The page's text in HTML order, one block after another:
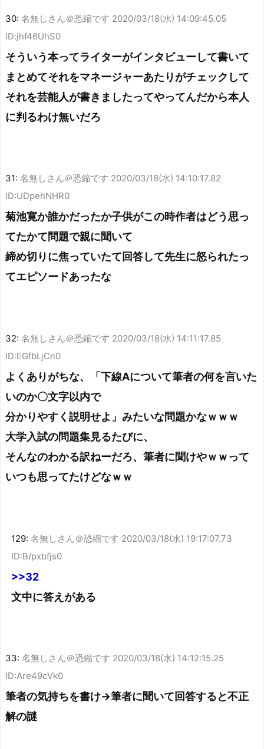
30: 名無しさん＠恐縮です 2020/03/18(水) 14:09:45.05
ID:jhf46UhS0
そういう本ってライターがインタビューして書いて
まとめてそれをマネージャーあたりがチェックして
それを芸能人が書きましたってやってんだから本人
に判るわけ無いだろ
31: 名無しさん＠恐縮です 2020/03/18(水) 14:10:17.82
ID:UDpehNHR0
菊池寛か誰かだったか子供がこの時作者はどう思っ
てたかて問題で親に聞いて
締め切りに焦っていたて回答して先生に怒られたっ
てエピソードあったな
32: 名無しさん＠恐縮です 2020/03/18(水) 14:11:17.85
ID:EGfbLjCn0
よくありがちな、「下線Aについて筆者の何を言いた
いのか〇文字以内で
分かりやすく説明せよ」みたいな問題かなｗｗｗ
大学入試の問題集見るたびに、
そんなのわかる訳ねーだろ、筆者に聞けやｗｗって
いつも思ってたけどなｗｗ
129: 名無しさん＠恐縮です 2020/03/18(水) 19:17:07.73
ID:B/pxbfjs0
>>32
文中に答えがある
33: 名無しさん＠恐縮です 2020/03/18(水) 14:12:15.25
ID:Are49cVk0
筆者の気持ちを書け→筆者に聞いて回答すると不正
解の謎